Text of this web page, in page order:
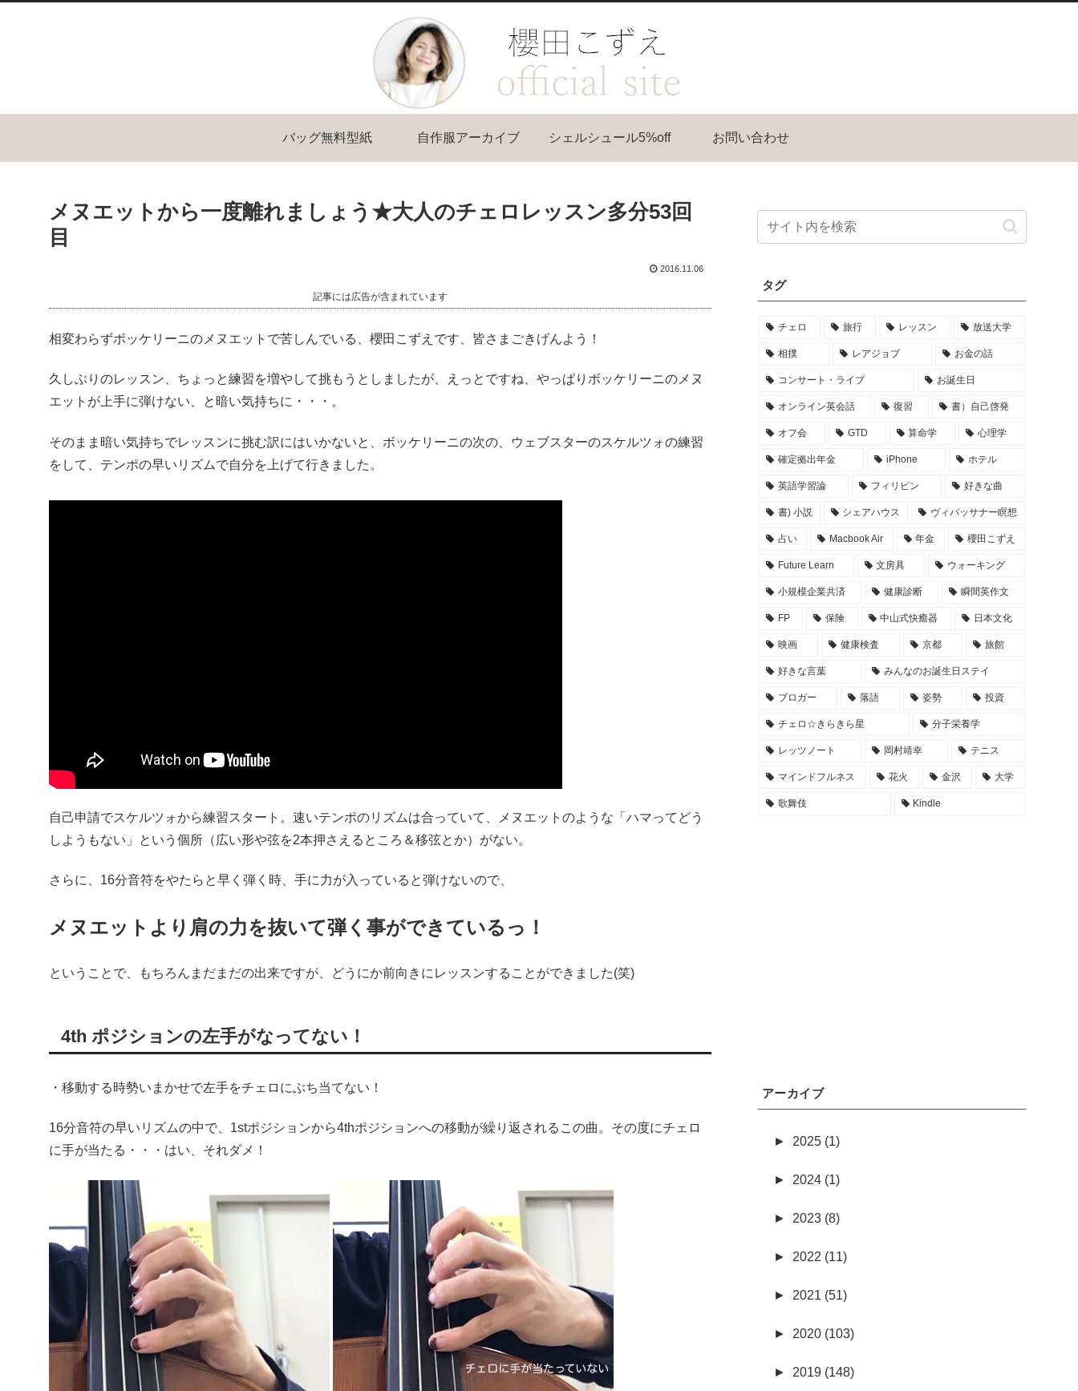
バッグ無料型紙 自作服アーカイブ シェルシュール5%off お問い合わせ
メヌエットから一度離れましょう★大人のチェロレッスン多分53回
目
2016.11.06
記事には広告が含まれています
相変わらずボッケリーニのメヌエットで苦しんでいる、櫻田こずえです、皆さまごきげんよう！
久しぶりのレッスン、ちょっと練習を増やして挑もうとしましたが、えっとですね、やっぱりボッケリーニのメヌ
エットが上手に弾けない、と暗い気持ちに・・・。
そのまま暗い気持ちでレッスンに挑む訳にはいかないと、ボッケリーニの次の、ウェブスターのスケルツォの練習
をして、テンポの早いリズムで自分を上げて行きました。
自己申請でスケルツォから練習スタート。速いテンポのリズムは合っていて、メヌエットのような「ハマってどう
しようもない」という個所（広い形や弦を2本押さえるところ＆移弦とか）がない。
さらに、16分音符をやたらと早く弾く時、手に力が入っていると弾けないので、
メヌエットより肩の力を抜いて弾く事ができているっ！
ということで、もちろんまだまだの出来ですが、どうにか前向きにレッスンすることができました(笑)
4th ポジションの左手がなってない！
・移動する時勢いまかせで左手をチェロにぶち当てない！
16分音符の早いリズムの中で、1stポジションから4thポジションへの移動が繰り返されるこの曲。その度にチェロ
に手が当たる・・・はい、それダメ！
タグ
チェロ 旅行 レッスン 放送大学
相撲 レアジョブ お金の話
コンサート・ライブ お誕生日
オンライン英会話 復習 書）自己啓発
オフ会 GTD 算命学 心理学
確定拠出年金 iPhone ホテル
英語学習論 フィリピン 好きな曲
書) 小説 シェアハウス ヴィパッサナー瞑想
占い Macbook Air 年金 櫻田こずえ
Future Learn 文房具 ウォーキング
小規模企業共済 健康診断 瞬間英作文
FP 保険 中山式快癒器 日本文化
映画 健康検査 京都 旅館
好きな言葉 みんなのお誕生日ステイ
ブロガー 落語 姿勢 投資
チェロ☆きらきら星 分子栄養学
レッツノート 岡村靖幸 テニス
マインドフルネス 花火 金沢 大学
歌舞伎 Kindle
アーカイブ
► 2025 (1)
► 2024 (1)
► 2023 (8)
► 2022 (11)
► 2021 (51)
► 2020 (103)
► 2019 (148)